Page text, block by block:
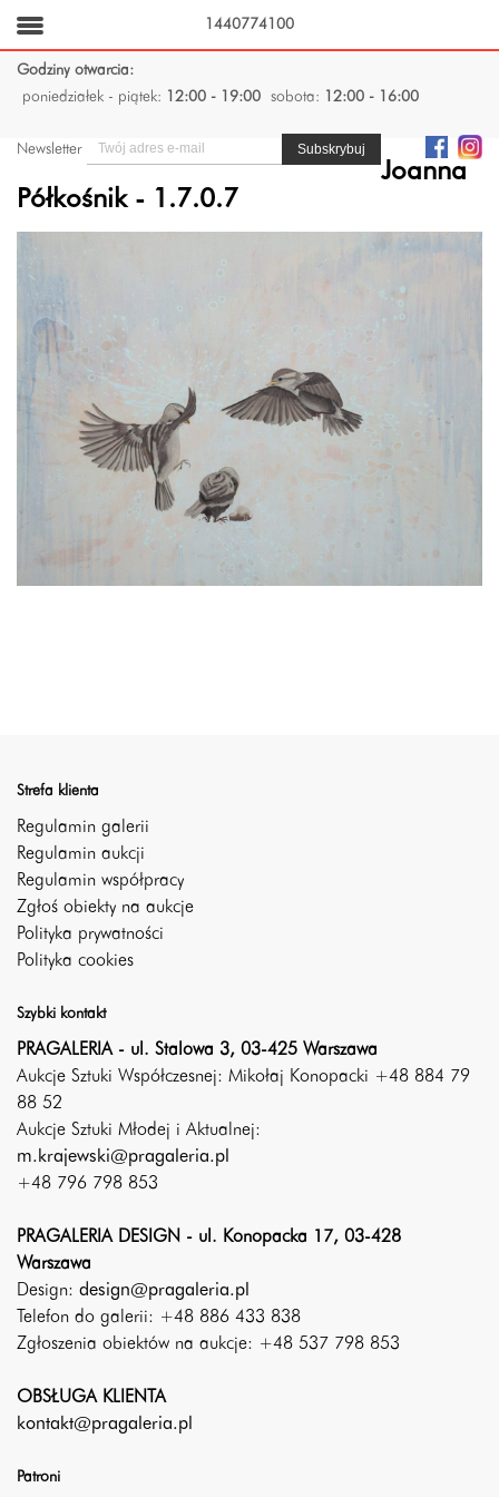
Godziny otwarcia:
poniedziałek - piątek:
12:00 - 19:00 sobota: 12:00 - 16:00
Newsletter
Joanna
Półkośnik - 1.7.0.7
Strefa klienta
Regulamin galerii
Regulamin aukcji
Regulamin współpracy
Zgłoś obiekty na aukcje
Polityka prywatności
Polityka cookies
Szybki kontakt
PRAGALERIA - ul. Stalowa 3, 03-425 Warszawa
Aukcje Sztuki Współczesnej: Mikołaj Konopacki +48 884 79
88 52
Aukcje Sztuki Młodej i Aktualnej:
m.krajewski@pragaleria.pl
+48 796 798 853
PRAGALERIA DESIGN - ul. Konopacka 17, 03-428
Warszawa
Design: design@pragaleria.pl
Telefon do galerii: +48 886 433 838
Zgłoszenia obiektów na aukcje: +48 537 798 853
OBSŁUGA KLIENTA
kontakt@pragaleria.pl
Patroni
1440774100